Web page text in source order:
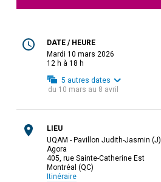
DATE / HEURE
mardi 10 mars 2026
12 h à 18 h
5 autres dates
du 10 mars au 8 avril
LIEU
UQAM - Pavillon Judith-Jasmin (J)
Agora
405, rue Sainte-Catherine Est
Montréal (QC)
Itinéraire